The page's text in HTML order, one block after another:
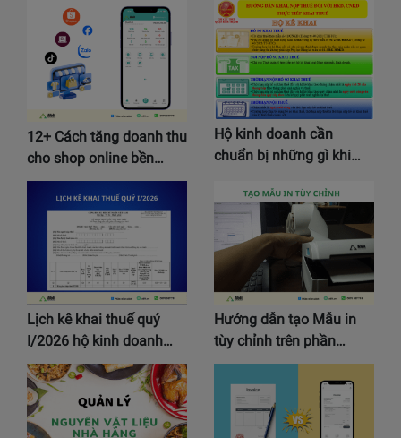
12+ Cách tăng doanh thu
cho shop online bền…
Hộ kinh doanh cần
chuẩn bị những gì khi…
Lịch kê khai thuế quý
I/2026 hộ kinh doanh…
Hướng dẫn tạo Mẫu in
tùy chỉnh trên phần…